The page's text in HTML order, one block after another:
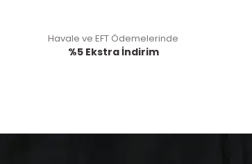
Havale ve EFT Ödemelerinde
%5 Ekstra İndirim